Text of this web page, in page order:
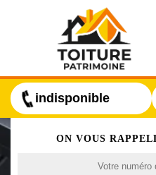
indisponible
ON VOUS